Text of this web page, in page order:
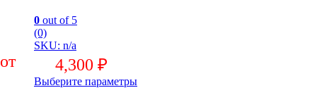
0 out of 5
(0)
SKU: n/a
4,300 ₽
Выберите параметры